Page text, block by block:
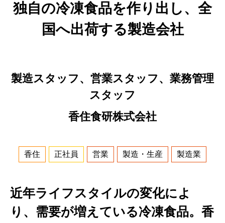
独自の冷凍食品を作り出し、全
国へ出荷する製造会社
製造スタッフ、営業スタッフ、業務管理
スタッフ
香住食研株式会社
香住 正社員 営業 製造・生産 製造業
近年ライフスタイルの変化によ
り、需要が増えている冷凍食品。香